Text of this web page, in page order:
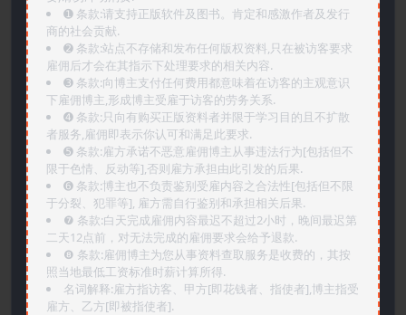
➊️ 条款:请支持正版软件及图书。肯定和感激作者及发行
商的社会贡献.
➋️ 条款:站点不存储和发布任何版权资料,只在被访客要求
雇佣后才会在其指示下处理要求的相关内容.
➌️ 条款:向博主支付任何费用都意味着在访客的主观意识
下雇佣博主,形成博主受雇于访客的劳务关系.
➍️ 条款:只向有购买正版资料者并限于学习目的且不扩散
者服务,雇佣即表示你认可和满足此要求.
➎ 条款:雇方承诺不恶意雇佣博主从事违法行为[包括但不
限于色情、反动等],否则雇方承担由此引发的后果.
➏️ 条款:博主也不负责鉴别受雇内容之合法性[包括但不限
于分裂、犯罪等], 雇方需自行鉴别和承担相关后果.
❼ 条款:白天完成雇佣内容最迟不超过2小时，晚间最迟第
二天12点前，对无法完成的雇佣要求会给予退款.
❽ 条款:雇佣博主为您从事资料查取服务是收费的，其按
照当地最低工资标准时薪计算所得.
名词解释:雇方指访客、甲方[即花钱者、指使者],博主指受
雇方、乙方[即被指使者].